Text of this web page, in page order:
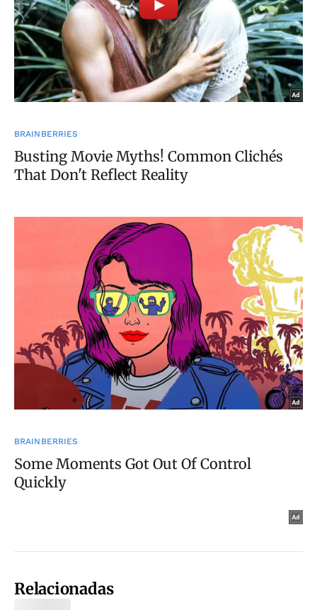
Relacionadas